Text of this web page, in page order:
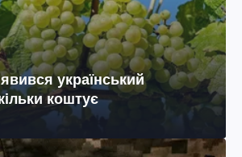
український
коштує